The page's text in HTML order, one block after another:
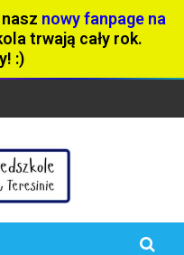
nowy fanpage na
trwają cały rok.
:)